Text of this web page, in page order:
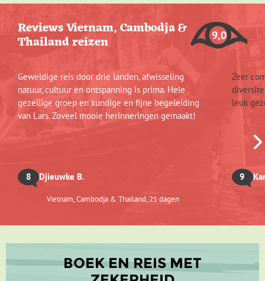
Reviews Vietnam, Cambodja &
Thailand reizen 9,0
Geweldige reis door drie landen, afwisseling
natuur, cultuur en ontspanning is prima. Hele
gezellige groep en kundige en fijne begeleiding
van Lars. Zoveel mooie herinneringen gemaakt!
Djieuwke B.
8
Vietnam, Cambodja & Thailand, 21 dagen
Zeer
leuk
9
BOEK EN REIS MET